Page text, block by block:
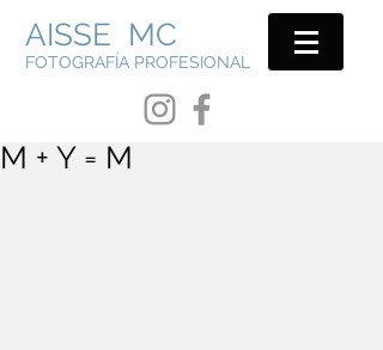
AISSE MC
FOTOGRAFÍA PROFESIONAL
M + Y = M